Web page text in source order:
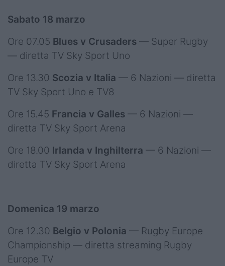
Sabato 18 marzo
Ore 07.05 Blues v Crusaders — Super Rugby
— diretta TV Sky Sport Uno
Ore 13.30 Scozia v Italia — 6 Nazioni — diretta
TV Sky Sport Uno e TV8
Ore 15.45 Francia v Galles — 6 Nazioni —
diretta TV Sky Sport Arena
Ore 18.00 Irlanda v Inghilterra — 6 Nazioni —
diretta TV Sky Sport Arena
Domenica 19 marzo
Ore 12.30 Belgio v Polonia — Rugby Europe
Championship — diretta streaming Rugby
Europe TV